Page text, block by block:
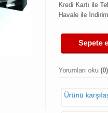
Kredi Kartı ile
Havale ile
Sepete
Yorumları oku (0)
Ürünü